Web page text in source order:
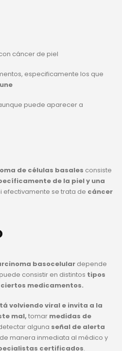
cáncer de piel
especificamente los que
puede aparecer a
de células basales consiste
de la piel y una
efectivamente se trata de cáncer
basocelulardepende
consistir en distintos tipos
medicamentos.
volviendo viral e invita a la
mal, tomar medidas de
alguna señal de alerta
manera inmediata al médico y
certificados.